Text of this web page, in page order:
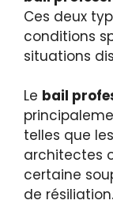
Ces deux
conditions
situations
Le bail
telles que
architectes
certaine
de